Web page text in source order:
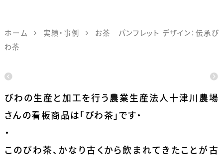
ホーム 実績・事例
お茶 パンフレット デザイン：伝承び
わ茶
びわの生産と加工を行う農業生産法人十津川農場
さんの看板商品は「びわ茶」です・
・
このびわ茶、かなり古くから飲まれてきたことが古